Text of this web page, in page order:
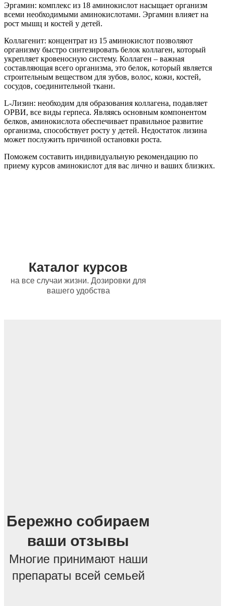
Эргамин: комплекс из 18 аминокислот насыщает организм
всеми необходимыми аминокислотами. Эргамин влияет на
рост мышц и костей у детей.
Коллагенит: концентрат из 15 аминокислот позволяют
организму быстро синтезировать белок коллаген, который
укрепляет кровеносную систему. Коллаген – важная
составляющая всего организма, это белок, который является
строительным веществом для зубов, волос, кожи, костей,
сосудов, соединительной ткани.
L-Лизин: необходим для образования коллагена, подавляет
ОРВИ, все виды герпеса. Являясь основным компонентом
белков, аминокислота обеспечивает правильное развитие
организма, способствует росту у детей. Недостаток лизина
может послужить причиной остановки роста.
Поможем составить индивидуальную рекомендацию по
приему курсов аминокислот для вас лично и ваших близких.
Каталог курсов
на все случаи жизни. Дозировки для
вашего удобства
Бережно собираем
ваши отзывы
Многие принимают наши
препараты всей семьей